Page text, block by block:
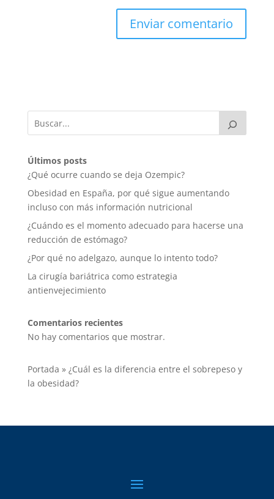
Últimos posts
¿Qué ocurre cuando se deja Ozempic?
Obesidad en España, por qué sigue aumentando
incluso con más información nutricional
¿Cuándo es el momento adecuado para hacerse una
reducción de estómago?
¿Por qué no adelgazo, aunque lo intento todo?
La cirugía bariátrica como estrategia
antienvejecimiento
Comentarios recientes
No hay comentarios que mostrar.
Portada » ¿Cuál es la diferencia entre el sobrepeso y
la obesidad?